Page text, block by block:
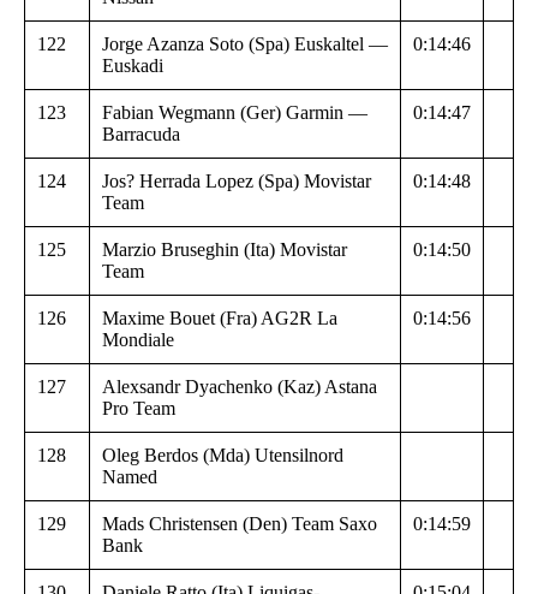
122
Jorge Azanza Soto (Spa) Euskaltel —
Euskadi
0:14:46
123
Fabian Wegmann (Ger) Garmin —
Barracuda
0:14:47
124
Jos? Herrada Lopez (Spa) Movistar
Team
0:14:48
125
Marzio Bruseghin (Ita) Movistar
Team
0:14:50
126
Maxime Bouet (Fra) AG2R La
Mondiale
0:14:56
127
Alexsandr Dyachenko (Kaz) Astana
Pro Team
128
Oleg Berdos (Mda) Utensilnord
Named
129
Mads Christensen (Den) Team Saxo
Bank
0:14:59